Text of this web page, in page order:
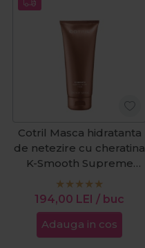
Cotril Masca hidratanta
de netezire cu cheratina
K-Smooth Supreme
Keratin 200ml
194,00 LEI / buc
Adauga in cos